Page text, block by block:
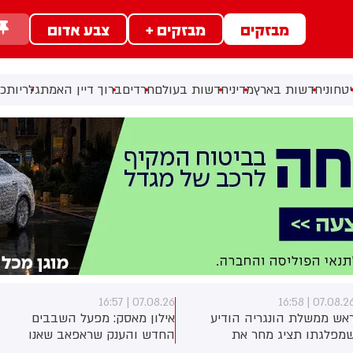
מבזקים מבזקים + צבע אדום
חדשות בארץמדיניחדשות בעולםחרדיםברוך דיין האמתגלריות
07.08.26 |
מאסק: מפעל השבבים
והענק שראפאב שאנו
07.08.26 | 16:54
רשות התעופה הפדרלית
בארה״ב הורתה לבצע בדיקות